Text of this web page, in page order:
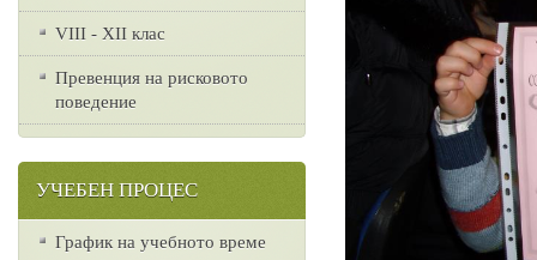
VІІІ - ХІІ клас
Превенция на рисковото
поведение
УЧЕБЕН ПРОЦЕС
График на учебното време